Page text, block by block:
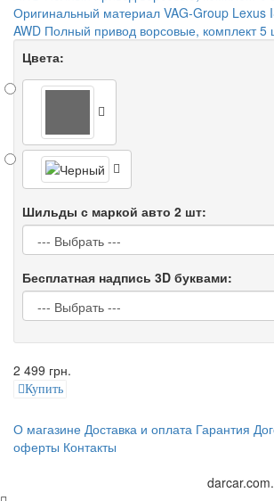
Оригинальный материал VAG-Group Lexus
AWD Полный привод ворсовые, комплект 5
Цвета:
Шильды с маркой авто 2 шт:
Бесплатная надпись 3D буквами:
2 499 грн.
Купить
О магазине Доставка и оплата Гарантия
оферты Контакты